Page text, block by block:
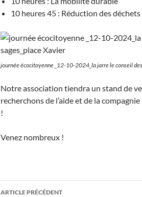
10 heures 45 : Réduction des
journée écocitoyenne _12-10-2024_la jarre le conseil
Notre association tiendra un stand de
recherchons de l’aide et de la
!
Venez nombreux !
Navigation
ARTICLE PRÉCÉDENT